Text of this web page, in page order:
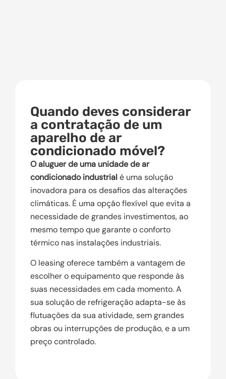
Quando deves considerar
a contratação de um
aparelho de ar
condicionado móvel?
O aluguer de uma unidade de ar
condicionado industrial é uma solução
inovadora para os desafios das alterações
climáticas. É uma opção flexível que evita a
necessidade de grandes investimentos, ao
mesmo tempo que garante o conforto
térmico nas instalações industriais.
O leasing oferece também a vantagem de
escolher o equipamento que responde às
suas necessidades em cada momento. A
sua solução de refrigeração adapta-se às
flutuações da sua atividade, sem grandes
obras ou interrupções de produção, e a um
preço controlado.